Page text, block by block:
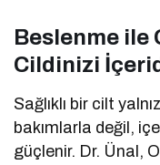
Beslenme ile
Cildinizi
Sağlıklı bir cilt
bakımlarla değil,
güçlenir. Dr. Ünal,